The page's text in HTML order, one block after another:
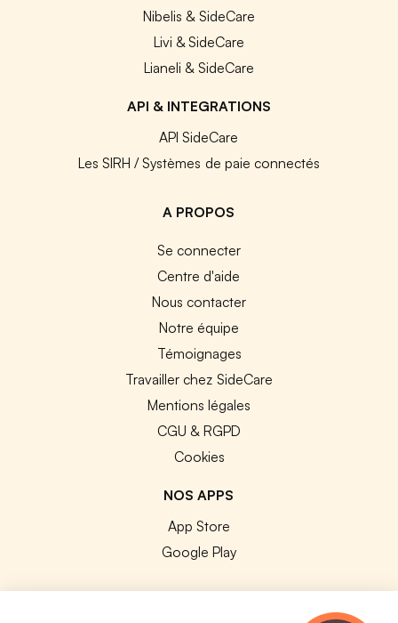
Nibelis & SideCare
Livi & SideCare
Lianeli & SideCare
API & INTEGRATIONS
API SideCare
Les SIRH / Systèmes de paie connectés
A PROPOS
Se connecter
Centre d'aide
Nous contacter
Notre équipe
Témoignages
Travailler chez SideCare
Mentions légales
CGU & RGPD
Cookies
NOS APPS
App Store
Google Play